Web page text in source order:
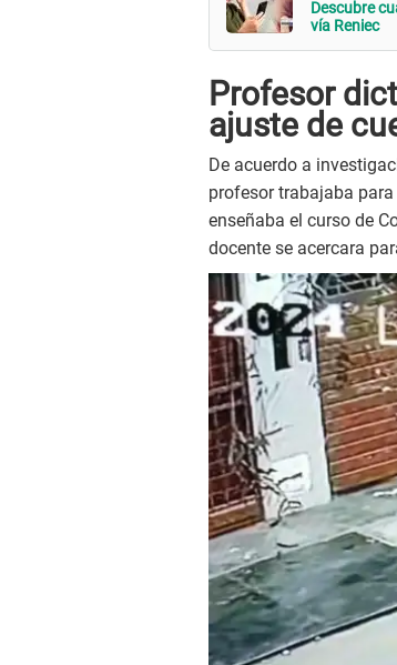
Descubre
vía Reniec
Profesor
ajuste de
De acuerdo a
profesor trabajaba
enseñaba el curso de
docente se acercara